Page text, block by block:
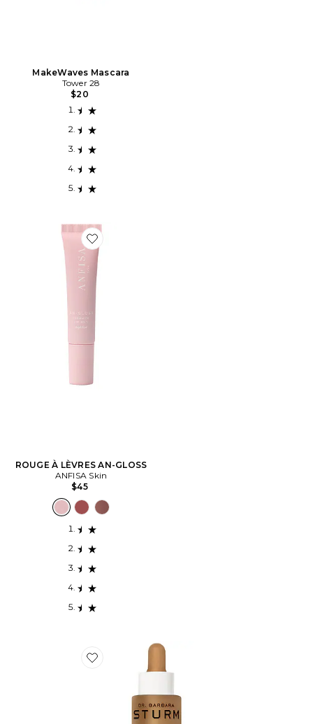
MakeWaves Mascara
Tower 28
$20
Favorite ROUGE À LÈVRES AN-GLOSS
ROUGE À LÈVRES AN-GLOSS
ANFISA Skin
$45
Favorite GOUTTES AUTO-BRONZANTES